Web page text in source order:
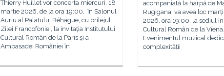
Thierry Huillet vor concerta miercuri, 18
martie 2026, de la ora 19:00, în Salonul
Auriu al Palatului Béhague, cu prilejul
Zilei Francofoniei, la invitația Institutului
Cultural Român de la Paris și a
Ambasadei României în
acompaniată la harpă de
Rugigana, va avea loc
2026, ora 19:00, la sediul
Cultural Român de la Viena.
Evenimentul muzical
complexității